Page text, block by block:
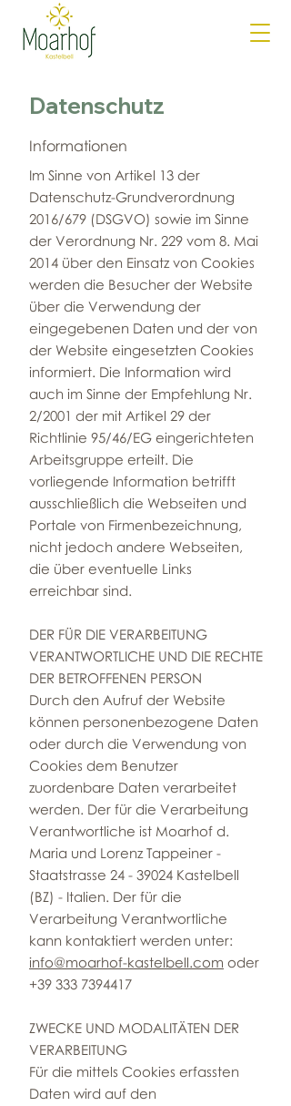
Datenschutz
Informationen
Im Sinne von Artikel 13 der
Datenschutz-Grundverordnung
2016/679 (DSGVO) sowie im Sinne
der Verordnung Nr. 229 vom 8. Mai
2014 über den Einsatz von Cookies
werden die Besucher der Website
über die Verwendung der
eingegebenen Daten und der von
der Website eingesetzten Cookies
informiert. Die Information wird
auch im Sinne der Empfehlung Nr.
2/2001 der mit Artikel 29 der
Richtlinie 95/46/EG eingerichteten
Arbeitsgruppe erteilt. Die
vorliegende Information betrifft
ausschließlich die Webseiten und
Portale von Firmenbezeichnung,
nicht jedoch andere Webseiten,
die über eventuelle Links
erreichbar sind.
DER FÜR DIE VERARBEITUNG
VERANTWORTLICHE UND DIE RECHTE
DER BETROFFENEN PERSON
Durch den Aufruf der Website
können personenbezogene Daten
oder durch die Verwendung von
Cookies dem Benutzer
zuordenbare Daten verarbeitet
werden. Der für die Verarbeitung
Verantwortliche ist Moarhof d.
Maria und Lorenz Tappeiner -
Staatstrasse 24 - 39024 Kastelbell
(BZ) - Italien. Der für die
Verarbeitung Verantwortliche
kann kontaktiert werden unter:
info@moarhof-kastelbell.com oder
+39 333 7394417
ZWECKE UND MODALITÄTEN DER
VERARBEITUNG
Für die mittels Cookies erfassten
Daten wird auf den